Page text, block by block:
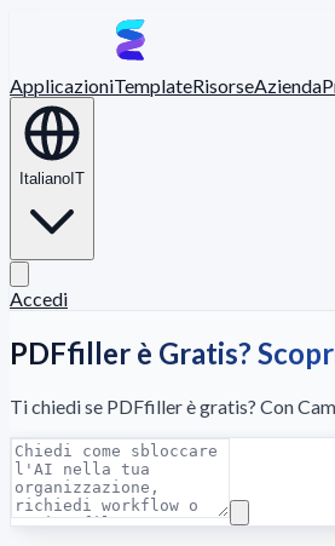
ApplicazioniTemplateRisorseAzienda
Italiano IT
Accedi
PDFfiller è Gratis?
Ti chiedi se PDFfiller è gratis? Con